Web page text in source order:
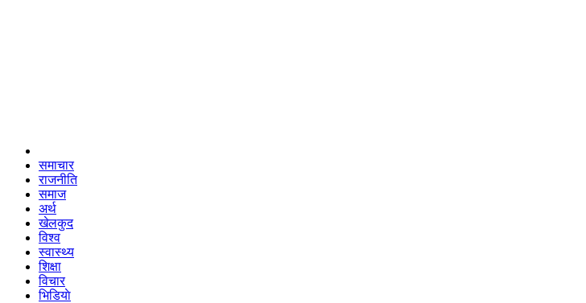
समाचार
राजनीति
समाज
अर्थ
खेलकुद
विश्व
स्वास्थ्य
शिक्षा
विचार
भिडियाे